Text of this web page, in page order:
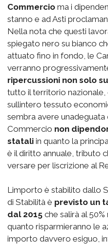
Commercio ma i
stanno e ad Asti
Nella nota che questi
spiegato nero su bianco
attuato fino in fondo, le
verranno
ripercussioni non solo
tutto il territorio nazionale,
sullintero tessuto
sembra avere
Commercio non
statali in quanto la
è il diritto annuale, tributo
versare per liscrizione al
Limporto è stabilito dallo
di Stabilità è previsto un
dal 2015 che salirà al
quanto risparmieranno le
importo davvero esiguo,